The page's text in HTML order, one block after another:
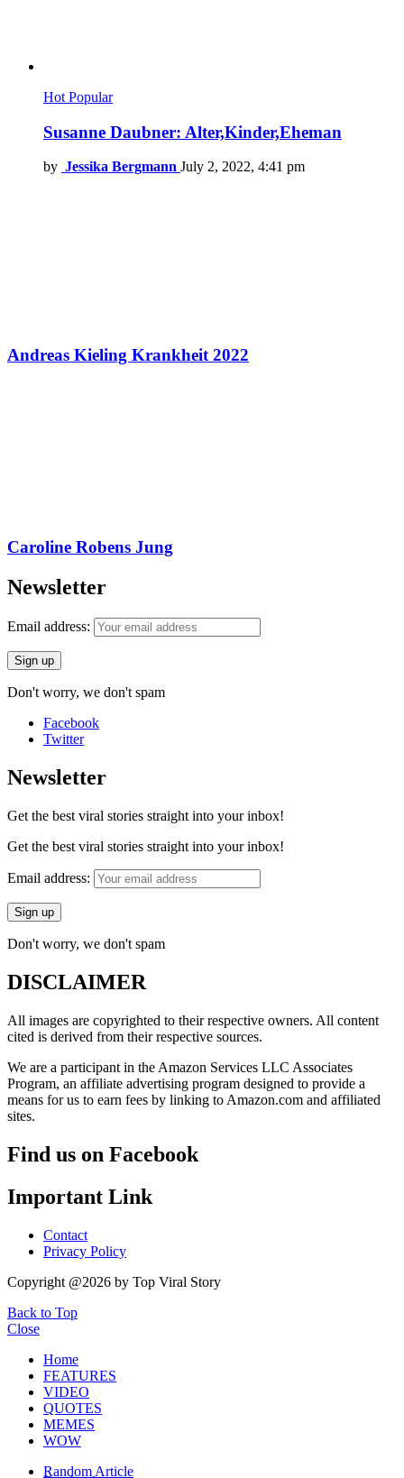
Hot Popular
Susanne Daubner: Alter,Kinder,Eheman
by Jessika Bergmann July 2, 2022, 4:41 pm
Andreas Kieling Krankheit 2022
Caroline Robens Jung
Newsletter
Email address:
Don't worry, we don't spam
Facebook
Twitter
Newsletter
Get the best viral stories straight into your inbox!
Get the best viral stories straight into your inbox!
Email address:
Don't worry, we don't spam
DISCLAIMER
All images are copyrighted to their respective owners. All content
cited is derived from their respective sources.
We are a participant in the Amazon Services LLC Associates
Program, an affiliate advertising program designed to provide a
means for us to earn fees by linking to Amazon.com and affiliated
sites.
Find us on Facebook
Important Link
Contact
Privacy Policy
Copyright @2026 by Top Viral Story
Back to Top
Close
Home
FEATURES
VIDEO
QUOTES
MEMES
WOW
Random Article